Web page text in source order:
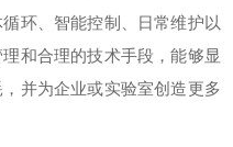
环、智能控制、日常维护以
和合理的技术手段，能够显
并为企业或实验室创造更多